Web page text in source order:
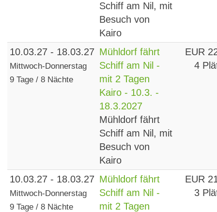
Schiff am Nil, mit
Besuch von
Kairo
10.03.27 - 18.03.27
Mittwoch-Donnerstag
9 Tage / 8 Nächte
Mühldorf fährt
Schiff am Nil -
mit 2 Tagen
Kairo - 10.3. -
18.3.2027
Mühldorf fährt
Schiff am Nil, mit
Besuch von
Kairo
EUR
4
10.03.27 - 18.03.27
Mittwoch-Donnerstag
9 Tage / 8 Nächte
Mühldorf fährt
Schiff am Nil -
mit 2 Tagen
EUR
3